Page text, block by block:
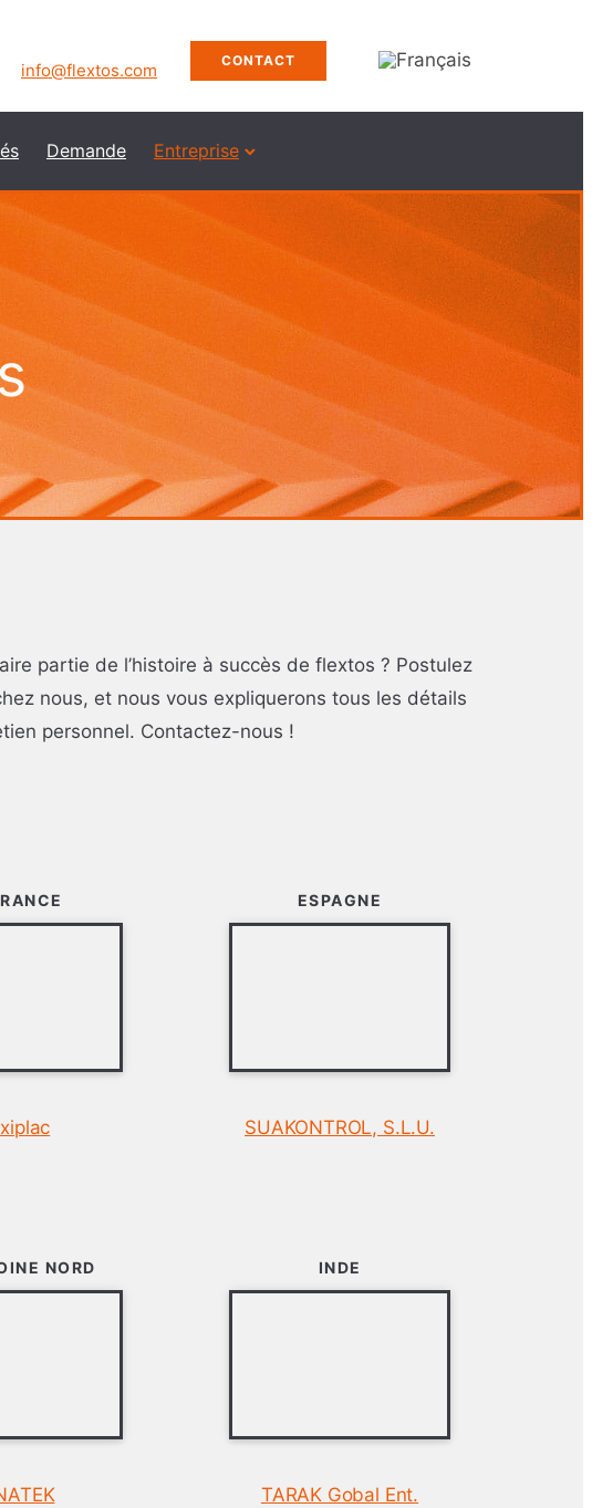
info@flextos.com CONTACT
Demande Entreprise
partie de l’histoire à succès de flextos ? Postulez
nous, et nous vous expliquerons tous les détails
personnel. Contactez-nous !
ESPAGNE
SUAKONTROL, S.L.U.
NORD INDE
TARAK Gobal Ent.